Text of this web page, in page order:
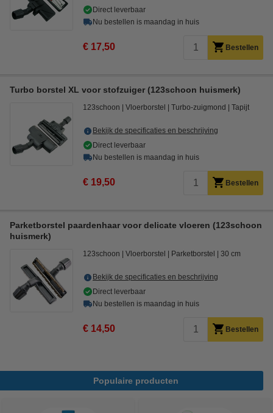
Direct leverbaar
Nu bestellen is maandag in huis
€ 17,50 Bestellen
Turbo borstel XL voor stofzuiger (123schoon huismerk)
123schoon Vloerborstel Turbo-zuigmond Tapijt
Bekijk de specificaties en beschrijving
Direct leverbaar
Nu bestellen is maandag in huis
€ 19,50 Bestellen
Parketborstel paardenhaar voor delicate vloeren (123schoon
huismerk)
123schoon Vloerborstel Parketborstel 30 cm
Bekijk de specificaties en beschrijving
Direct leverbaar
Nu bestellen is maandag in huis
€ 14,50 Bestellen
Populaire producten